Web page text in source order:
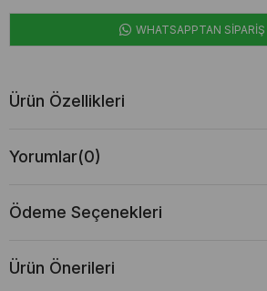
WHATSAPPTAN SİPARİŞ
Ürün Özellikleri
Yorumlar(0)
Ödeme Seçenekleri
Ürün Önerileri